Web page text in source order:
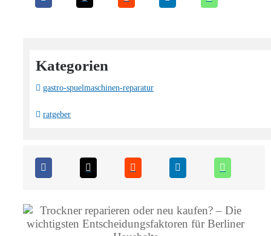
Kategorien
gastro-spuelmaschinen-reparatur
ratgeber